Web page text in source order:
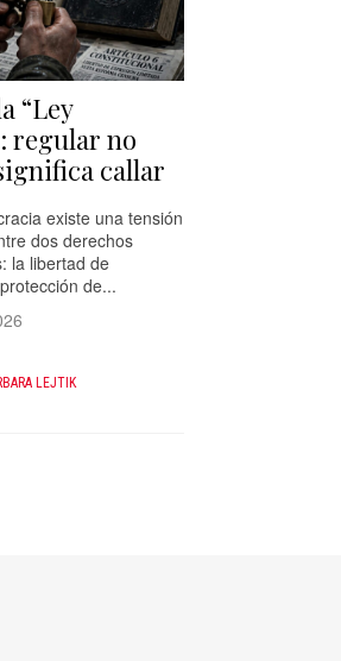
“Ley
regular no
callar
existe una tensión
dos derechos
la libertad de
de...
LEJTIK